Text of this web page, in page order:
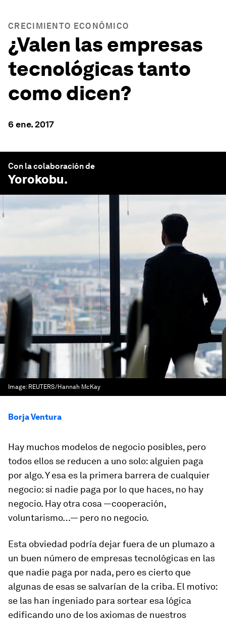
CRECIMIENTO ECONÓMICO
¿Valen las empresas
tecnológicas tanto
como dicen?
6 ene. 2017
Con la colaboración de
Yorokobu.
Image: REUTERS/Hannah McKay
Borja Ventura
Hay muchos modelos de negocio posibles, pero
todos ellos se reducen a uno solo: alguien paga
por algo. Y esa es la primera barrera de cualquier
negocio: si nadie paga por lo que haces, no hay
negocio. Hay otra cosa —cooperación,
voluntarismo…— pero no negocio.
Esta obviedad podría dejar fuera de un plumazo a
un buen número de empresas tecnológicas en las
que nadie paga por nada, pero es cierto que
algunas de esas se salvarían de la criba. El motivo:
se las han ingeniado para sortear esa lógica
edificando uno de los axiomas de nuestros